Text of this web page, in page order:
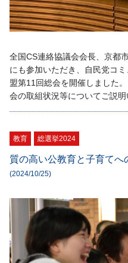
全国CS連絡協議会会長、京都
にも参加いただき、自民党コ
盟第11回総会を開催しました
会の取組状況等についてご説
教育 総選挙2024
質の高い公教育と子育てへ
(2024/10/25)